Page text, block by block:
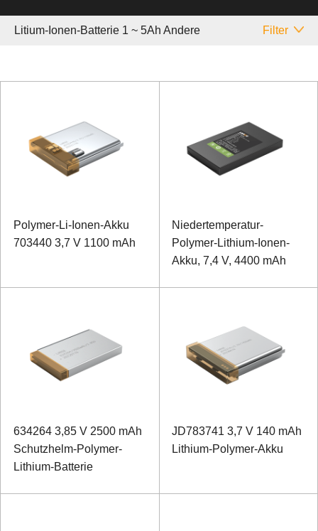
Litium-Ionen-Batterie 1 ~ 5Ah Andere Filter
Polymer-Li-Ionen-Akku
703440 3,7 V 1100 mAh
Niedertemperatur-
Polymer-Lithium-Ionen-
Akku, 7,4 V, 4400 mAh
634264 3,85 V 2500 mAh
Schutzhelm-Polymer-
Lithium-Batterie
JD783741 3,7 V 140 mAh
Lithium-Polymer-Akku